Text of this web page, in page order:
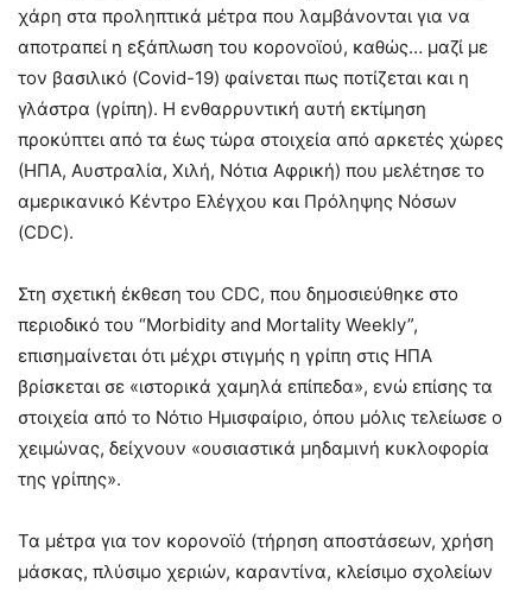
χάρη στα προληπτικά μέτρα που λαμβάνονται για να
αποτραπεί η εξάπλωση του κορονοϊού, καθώς… μαζί με
τον βασιλικό (Covid-19) φαίνεται πως ποτίζεται και η
γλάστρα (γρίπη). Η ενθαρρυντική αυτή εκτίμηση
προκύπτει από τα έως τώρα στοιχεία από αρκετές χώρες
(ΗΠΑ, Αυστραλία, Χιλή, Νότια Αφρική) που μελέτησε το
αμερικανικό Κέντρο Ελέγχου και Πρόληψης Νόσων
(CDC).
Στη σχετική έκθεση του CDC, που δημοσιεύθηκε στο
περιοδικό του “Morbidity and Mortality Weekly”,
επισημαίνεται ότι μέχρι στιγμής η γρίπη στις ΗΠΑ
βρίσκεται σε «ιστορικά χαμηλά επίπεδα», ενώ επίσης τα
στοιχεία από το Νότιο Ημισφαίριο, όπου μόλις τελείωσε ο
χειμώνας, δείχνουν «ουσιαστικά μηδαμινή κυκλοφορία
της γρίπης».
Τα μέτρα για τον κορονοϊό (τήρηση αποστάσεων, χρήση
μάσκας, πλύσιμο χεριών, καραντίνα, κλείσιμο σχολείων